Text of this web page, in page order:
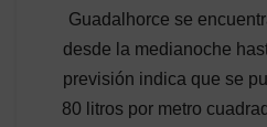
Guadalhorce se
desde la medianoche
previsión indica que se
80 litros por metro